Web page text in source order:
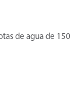
de agua de 150